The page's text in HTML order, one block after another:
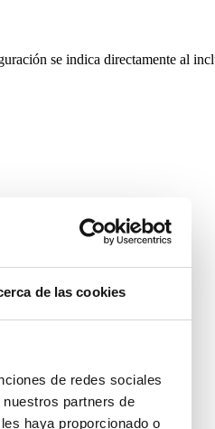
de las cookies
de redes sociales
partners de
haya proporcionado o
se indica directamente al
las cookies.